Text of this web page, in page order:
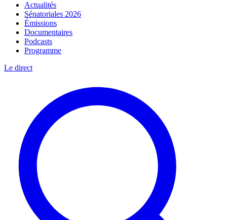
Actualités
Sénatoriales 2026
Émissions
Documentaires
Podcasts
Programme
Le direct